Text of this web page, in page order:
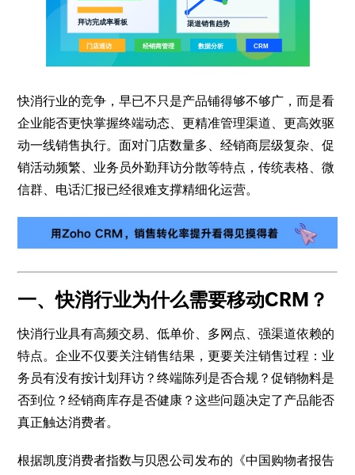
快消行业的竞争，早已不只是产品铺得够不够广，而是看
企业能否更快掌握终端动态、更精准管理渠道、更高效驱
动一线销售执行。面对门店数量多、经销商层级复杂、促
销活动频繁、业务员外勤拜访分散等特点，传统表格、微
信群、电话汇报已经很难支撑精细化运营。
一、快消行业为什么需要移动CRM？
快消行业具有高频交易、低单价、多网点、强渠道依赖的
特点。企业不仅要关注销售结果，更要关注销售过程：业
务员有没有按计划拜访？终端陈列是否合规？促销物料是
否到位？经销商库存是否健康？这些问题决定了产品能否
真正触达消费者。
根据凯度消费者指数与贝恩公司发布的《中国购物者报告